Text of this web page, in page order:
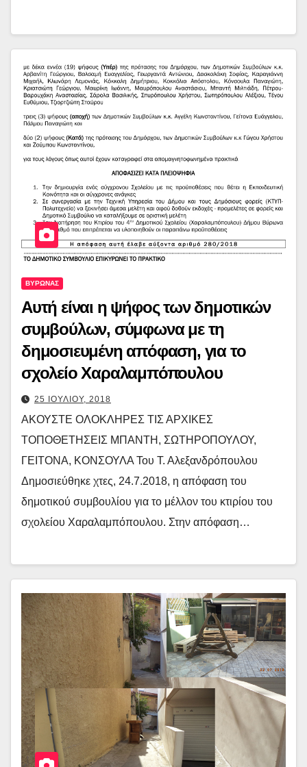
ΒΥΡΩΝΑΣ
Αυτή είναι η ψήφος των δημοτικών
συμβούλων, σύμφωνα με τη
δημοσιευμένη απόφαση, για το
σχολείο Χαραλαμπόπουλου
25 ΙΟΥΛΙΟΥ, 2018
ΑΚΟΥΣΤΕ ΟΛΟΚΛΗΡΕΣ ΤΙΣ ΑΡΧΙΚΕΣ
ΤΟΠΟΘΕΤΗΣΕΙΣ ΜΠΑΝΤΗ, ΣΩΤΗΡΟΠΟΥΛΟΥ,
ΓΕΙΤΟΝΑ, ΚΟΝΣΟΥΛΑ Του Τ. Αλεξανδρόπουλου
Δημοσιεύθηκε χτες, 24.7.2018, η απόφαση του
δημοτικού συμβουλίου για το μέλλον του κτιρίου του
σχολείου Χαραλαμπόπουλου. Στην απόφαση…